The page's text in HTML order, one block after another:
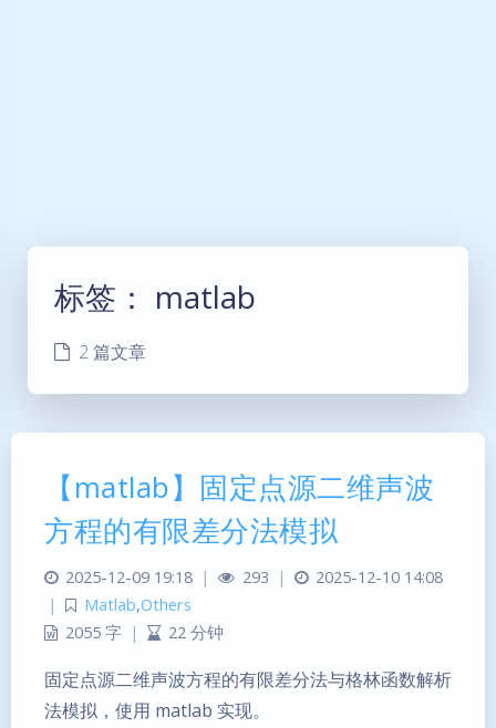
标签： matlab
2 篇文章
【matlab】固定点源二维声波
方程的有限差分法模拟
2025-12-09 19:18 | 293 |
2025-12-10 14:08
|
Matlab,Others
2055 字 | 22 分钟
固定点源二维声波方程的有限差分法与格林函数解析
法模拟，使用 matlab 实现。